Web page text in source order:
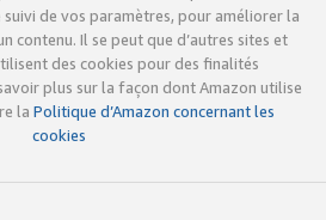
de vos paramètres, pour améliorer la
contenu. Il se peut que d’autres sites et
des cookies pour des finalités
plus sur la façon dont Amazon utilise
la Politique d’Amazon concernant les
cookies